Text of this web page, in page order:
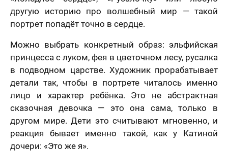
другую историю про волшебный мир — такой
портрет попадёт точно в сердце.
Можно выбрать конкретный образ: эльфийская
принцесса с луком, фея в цветочном лесу, русалка
в подводном царстве. Художник прорабатывает
детали так, чтобы в портрете читалось именно
лицо и характер ребёнка. Это не абстрактная
сказочная девочка — это она сама, только в
другом мире. Дети это считывают мгновенно, и
реакция бывает именно такой, как у Катиной
дочери: «Это же я».
Вашего портрета
Ваше имя
К какому поводу выбираете
картину?
Ответьте на вопросы и узнайте стоимость
вашего портрета
Как
скоро
Вам
нужен
подарок?
Ответьте
вопросы
и
узнайте
стоимость
вашего
портрета
шаг!
Вам в
15 минут.
отзыв
Ваша оценка*
Ваш Отзыв